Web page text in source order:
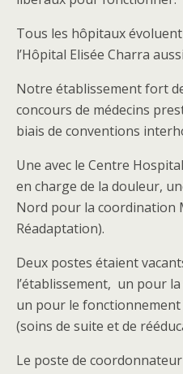
Tous les hôpitaux
l’Hôpital Elisée Charra
Notre établissement fort
concours de médecins
biais de conventions
Une avec le Centre
en charge de la douleur,
Nord pour la coordination
Réadaptation).
Deux postes étaient
l’établissement, un pour
un pour le fonctionnement
(soins de suite et de
Le poste de